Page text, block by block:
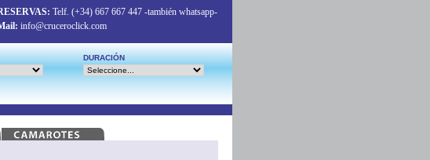
Telf. (+34) 667 667 447 -también whatsapp-
info@cruceroclick.com
DURACIÓN